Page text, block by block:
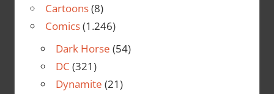
Cartoons(8)
Comics(1.246)
Dark Horse (54)
DC (321)
Dynamite (21)